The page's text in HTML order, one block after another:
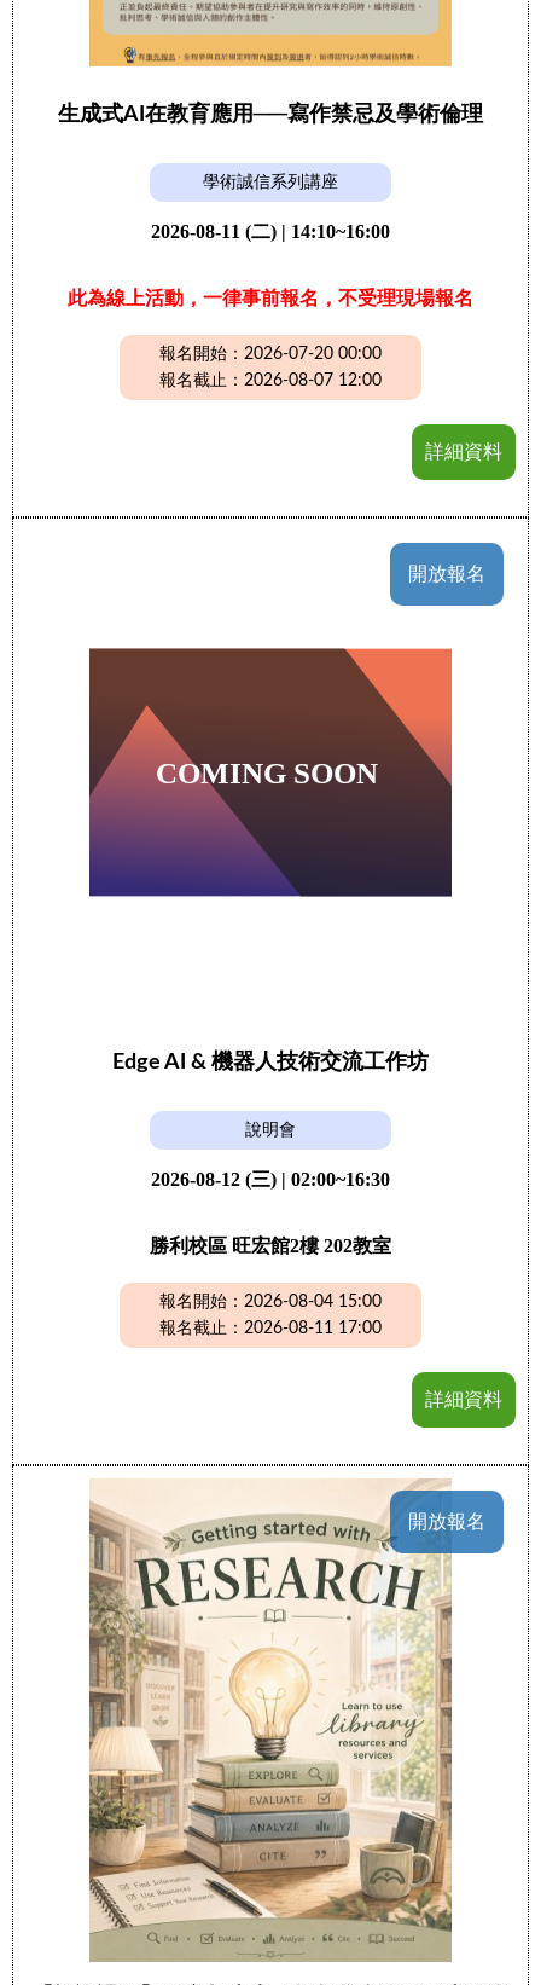
生成式AI在教育應用──寫作禁忌及學術倫理
學術誠信系列講座
2026-08-11 (二) | 14:10~16:00
此為線上活動，一律事前報名，不受理現場報名
報名開始：2026-07-20 00:00
報名截止：2026-08-07 12:00
詳細資料
開放報名
Edge AI & 機器人技術交流工作坊
說明會
2026-08-12 (三) | 02:00~16:30
勝利校區 旺宏館2樓 202教室
報名開始：2026-08-04 15:00
報名截止：2026-08-11 17:00
詳細資料
開放報名